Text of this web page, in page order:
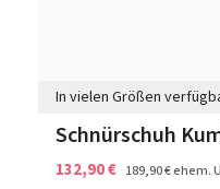
In vielen Größen
Schnürschuh
132,90 € 189,90 €ehem.